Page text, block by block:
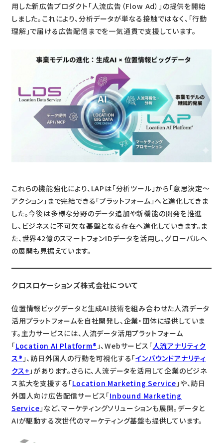
用した新広告プロダクト「人流広告（Flow Ad）」の提供を開始
しました。これにより、分析データが単なる接触ではなく、「行動
理解」で届ける広告配信までを一気通貫で支援しています。
これらの機能強化により、LAPは「分析ツール」から「意思決定〜
アクション」まで完結できる「プラットフォーム」へと進化してきま
した。今後は多様な分野のデータ追加や新機能の開発を推進
し、ビジネスに不可欠な基盤となる存在へ進化していきます。ま
た、世界42億のスマートフォンIDデータを活用し、グローバルへ
の展開も見据えています。
クロスロケーションズ株式会社について
位置情報ビッグデータと生成AI技術を組み合わせた人流データ
活用プラットフォームを自社開発し、企業・団体に提供していま
す。主力サービスには、人流データ活用プラットフォーム
「Location AI Platform®」、Webサービス「人流アナリティク
ス®」、訪日外国人の行動を可視化する「インバウンドアナリティ
クス+」があります。さらに、人流データを活用して企業のビジネ
ス拡大を支援する「Location Marketing Service」や、訪日
外国人向け広告配信サービス「Inbound Marketing
Service」など、マーケティングソリューションも展開。データと
AIが駆動する次世代のマーケティング基盤も提供しています。